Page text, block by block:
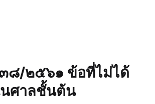
๘/๒๕๖๑ ข้อที่ไม่ได้
ศาลชั้นต้น